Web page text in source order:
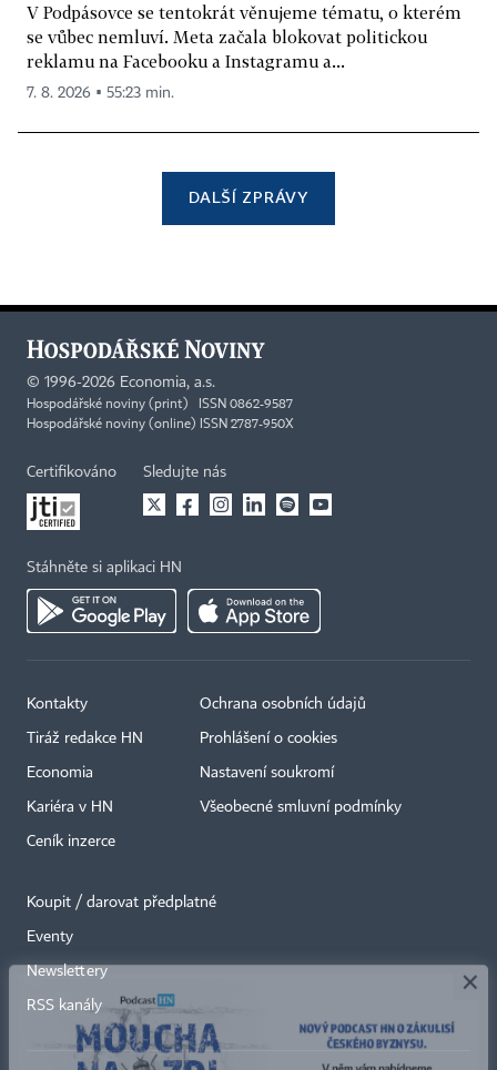
V Podpásovce se tentokrát věnujeme tématu, o kterém
se vůbec nemluví. Meta začala blokovat politickou
reklamu na Facebooku a Instagramu a...
7. 8. 2026 ▪ 55:23 min.
DALŠÍ ZPRÁVY
© 1996-2026 Economia, a.s.
Hospodářské noviny (print) ISSN 0862-9587
Hospodářské noviny (online) ISSN 2787-950X
Certifikováno Sledujte nás
Stáhněte si aplikaci HN
Kontakty
Tiráž redakce HN
Economia
Kariéra v HN
Ceník inzerce
Ochrana osobních údajů
Prohlášení o cookies
Nastavení soukromí
Všeobecné smluvní podmínky
Koupit / darovat předplatné
Eventy
Newslettery
RSS kanály